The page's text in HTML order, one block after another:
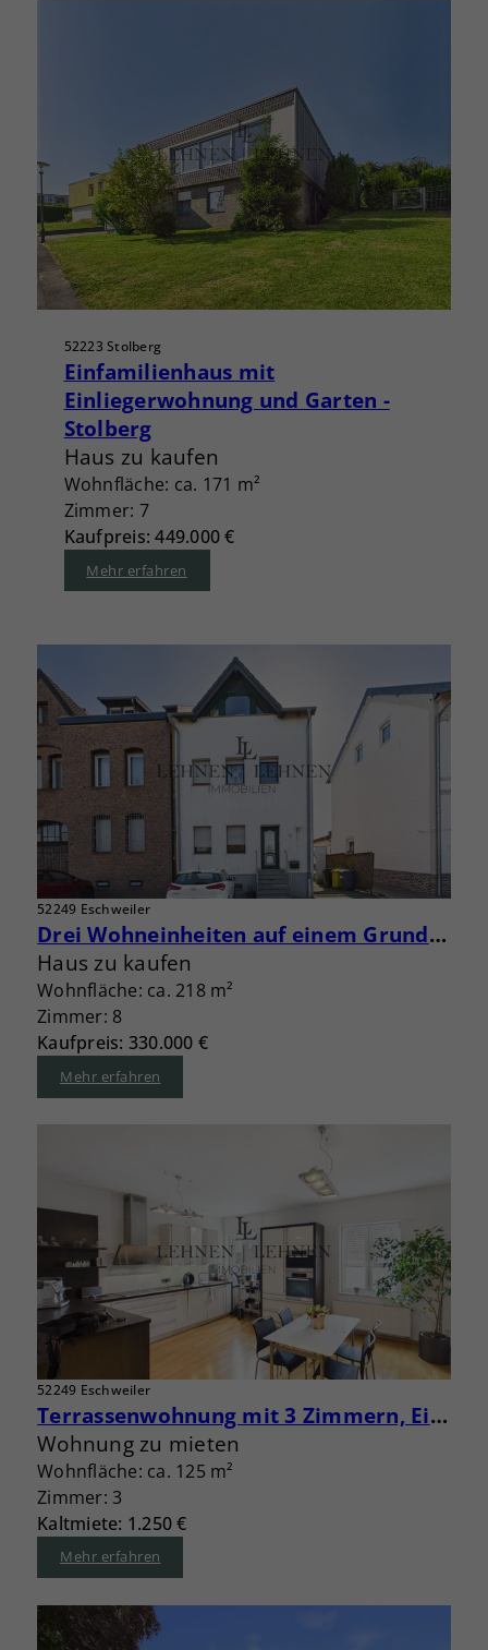
52223 Stolberg
Einfamilienhaus mit
Einliegerwohnung und Garten -
Stolberg
Haus zu kaufen
Wohnfläche: ca. 171 m²
Zimmer: 7
Kaufpreis: 449.000 €
Mehr erfahren
52249 Eschweiler
Drei Wohneinheiten auf einem Grundstück – Eigennutzung und Vermietung kombinieren
Haus zu kaufen
Wohnfläche: ca. 218 m²
Zimmer: 8
Kaufpreis: 330.000 €
Mehr erfahren
52249 Eschweiler
Terrassenwohnung mit 3 Zimmern, Einbauküche, Aufzug und Garage
Wohnung zu mieten
Wohnfläche: ca. 125 m²
Zimmer: 3
Kaltmiete: 1.250 €
Mehr erfahren